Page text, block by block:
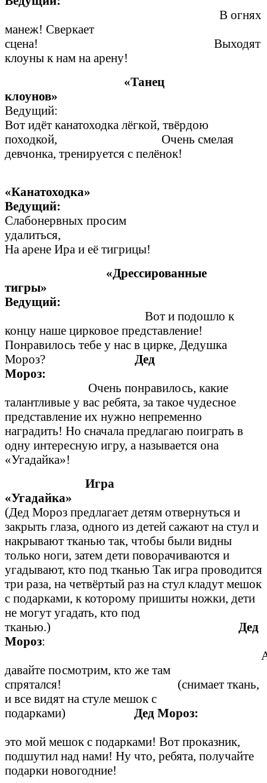
В огнях
манеж! Сверкает
сцена! Выходят
клоуны к нам на арену!
«Танец
клоунов»
Вот идёт канатоходка лёгкой, твёрдою
походкой, Очень смелая
девчонка, тренируется с пелёнок!
«Канатоходка»
Слабонервных просим
удалиться,
На арене Ира и её тигрицы!
«Дрессированные
тигры»
Ведущий:
Вот и подошло к
концу наше цирковое представление!
Понравилось тебе у нас в цирке, Дедушка
Мороз? Дед
Мороз:
Очень понравилось, какие
талантливые у вас ребята, за такое чудесное
представление их нужно непременно
наградить! Но сначала предлагаю поиграть в
одну интересную игру, а называется она
«Угадайка»!
Игра
«Угадайка»
(Дед Мороз предлагает детям отвернуться и
закрыть глаза, одного из детей сажают на стул и
накрывают тканью так, чтобы были видны
только ноги, затем дети поворачиваются и
угадывают, кто под тканью Так игра проводится
три раза, на четвёртый раз на стул кладут мешок
с подарками, к которому пришиты ножки, дети
не могут угадать, кто под
тканью.) Дед
Мороз:
давайте посмотрим, кто же там
спрятался! (снимает ткань,
и все видят на стуле мешок с
подарками) Дед Мороз:
это мой мешок с подарками! Вот проказник,
подшутил над нами! Ну что, ребята, получайте
подарки новогодние!